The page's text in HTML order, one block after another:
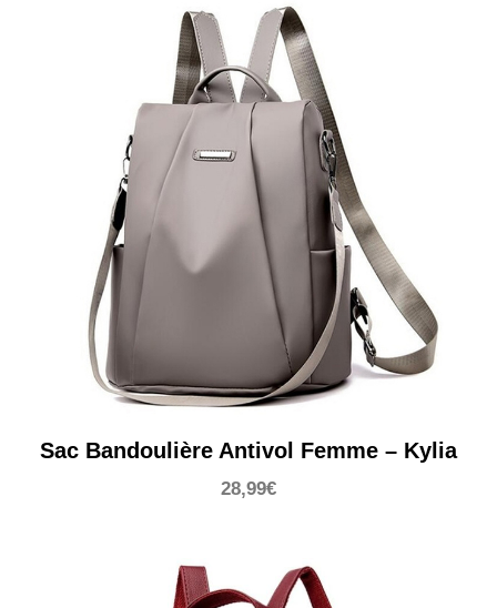
Sac Bandoulière Antivol Femme – Kylia
28,99€